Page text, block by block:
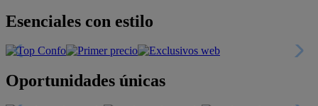
Esenciales con estilo
Oportunidades únicas